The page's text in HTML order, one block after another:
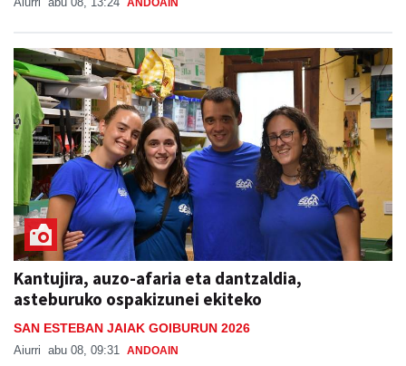
ANDOAIN
Kantujira, auzo-afaria eta dantzaldia,
asteburuko ospakizunei ekiteko
SAN ESTEBAN JAIAK GOIBURUN 2026
Aiurri abu 08, 09:31 ANDOAIN